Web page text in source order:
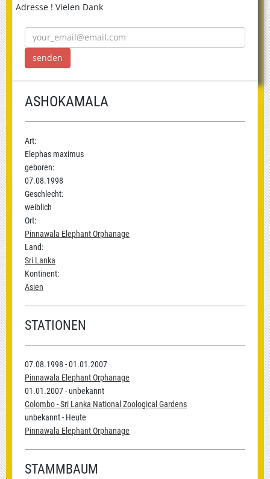
Adresse ! Vielen Dank
ASHOKAMALA
Art:
Elephas maximus
geboren:
07.08.1998
Geschlecht:
weiblich
Ort:
Pinnawala Elephant Orphanage
Land:
Sri Lanka
Kontinent:
Asien
STATIONEN
07.08.1998 - 01.01.2007
Pinnawala Elephant Orphanage
01.01.2007 - unbekannt
Colombo - Sri Lanka National Zoological Gardens
unbekannt - Heute
Pinnawala Elephant Orphanage
STAMMBAUM